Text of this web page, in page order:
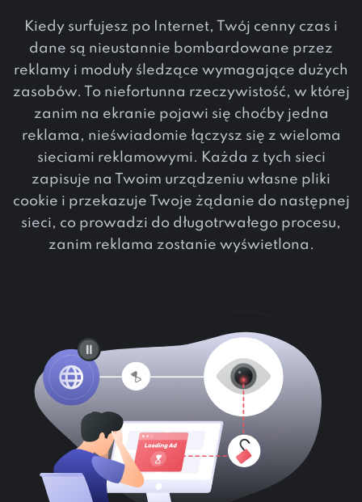
Kiedy surfujesz po Internet, Twój cenny czas i
dane są nieustannie bombardowane przez
reklamy i moduły śledzące wymagające dużych
zasobów. To niefortunna rzeczywistość, w której
zanim na ekranie pojawi się choćby jedna
reklama, nieświadomie łączysz się z wieloma
sieciami reklamowymi. Każda z tych sieci
zapisuje na Twoim urządzeniu własne pliki
cookie i przekazuje Twoje żądanie do następnej
sieci, co prowadzi do długotrwałego procesu,
zanim reklama zostanie wyświetlona.